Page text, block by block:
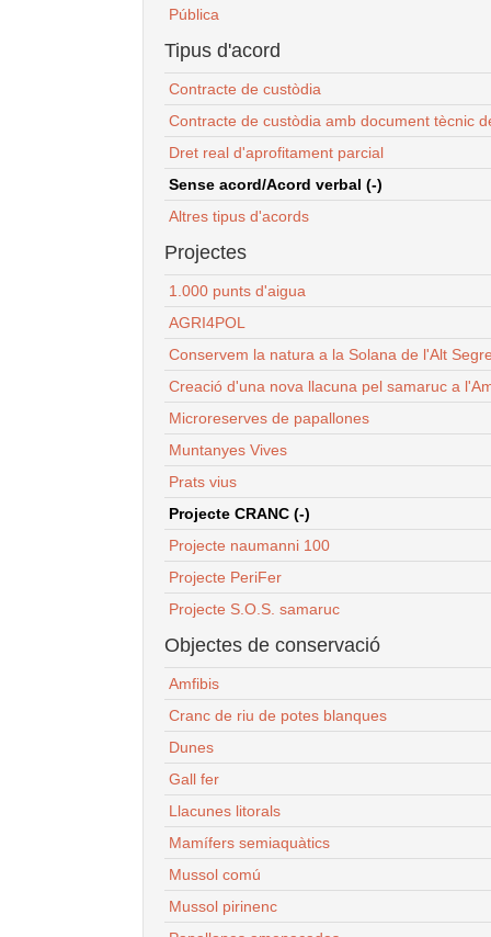
Pública
Tipus d'acord
Contracte de custòdia
Contracte de custòdia amb document tècnic
Dret real d'aprofitament parcial
Sense acord/Acord verbal (-)
Altres tipus d'acords
Projectes
1.000 punts d'aigua
AGRI4POL
Conservem la natura a la Solana de l'Alt
Creació d'una nova llacuna pel samaruc a
Microreserves de papallones
Muntanyes Vives
Prats vius
Projecte CRANC (-)
Projecte naumanni 100
Projecte PeriFer
Projecte S.O.S. samaruc
Objectes de conservació
Amfibis
Cranc de riu de potes blanques
Dunes
Gall fer
Llacunes litorals
Mamífers semiaquàtics
Mussol comú
Mussol pirinenc